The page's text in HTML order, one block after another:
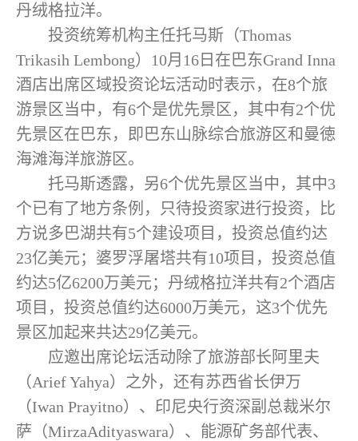
丹绒格拉洋。
投资统筹机构主任托马斯（Thomas
Trikasih Lembong）10月16日在巴东Grand Inna
酒店出席区域投资论坛活动时表示，在8个旅
游景区当中，有6个是优先景区，其中有2个优
先景区在巴东，即巴东山脉综合旅游区和曼徳
海滩海洋旅游区。
托马斯透露，另6个优先景区当中，其中3
个已有了地方条例，只待投资家进行投资，比
方说多巴湖共有5个建设项目，投资总值约达
23亿美元；婆罗浮屠塔共有10项目，投资总值
约达5亿6200万美元；丹绒格拉洋共有2个酒店
项目，投资总值约达6000万美元，这3个优先
景区加起来共达29亿美元。
应邀出席论坛活动除了旅游部长阿里夫
（Arief Yahya）之外，还有苏西省长伊万
（Iwan Prayitno）、印尼央行资深副总裁米尔
萨（MirzaAdityaswara）、能源矿务部代表、